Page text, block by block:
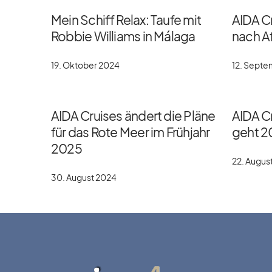
Mein Schiff Relax: Taufe mit
Robbie Williams in Málaga
19. Oktober 2024
AIDA
nach
12.
AIDA Cruises ändert die Pläne
für das Rote Meer im Frühjahr
2025
30. August 2024
AIDA
geht
22.